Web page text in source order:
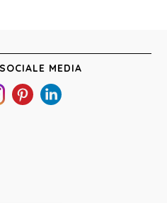
MEDIA